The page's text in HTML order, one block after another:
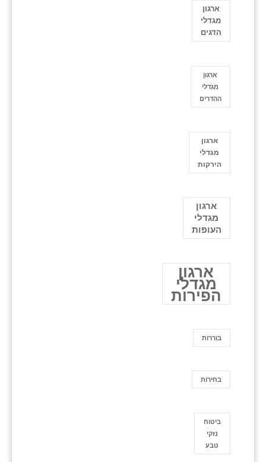
ארגון
מגדלי
הדגים
ארגון
מגדלי
ההדרים
ארגון
מגדלי
הירקות
ארגון
מגדלי
העופות
ארגון
מגדלי
הפירות
בוררות
בחירות
ביטוח
נזקי
טבע